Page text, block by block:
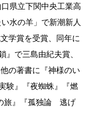
県立下関中央工業高
水の羊」で新潮新人
学賞を受賞、同年に
』で三島由紀夫賞、
の著書に『神様のい
験』『夜蜘蛛』『燃
旅』『孤独論 逃げ